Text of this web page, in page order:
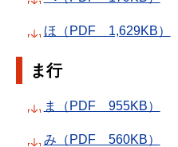
ほ（PDF 1,629KB）
ま行
ま（PDF 955KB）
み（PDF 560KB）